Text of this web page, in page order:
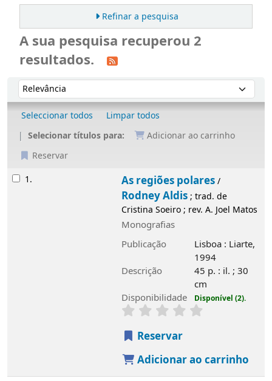
Refinar a pesquisa
A sua pesquisa recuperou 2
resultados.
Ordenar
Ordenar por:
Seleccionar todos
Limpar todos
Selecionar títulos para:
Adicionar ao carrinho
Reservar
Resultados
1. As regiões polares/
Rodney Aldis; trad. de
Cristina Soeiro ; rev. A. Joel Matos
Monografias
Publicação
Lisboa : Liarte,
1994
Descrição
45 p. : il. ; 30
cm
Disponibilidade
Disponível (2).
Reservar
Adicionar ao carrinho